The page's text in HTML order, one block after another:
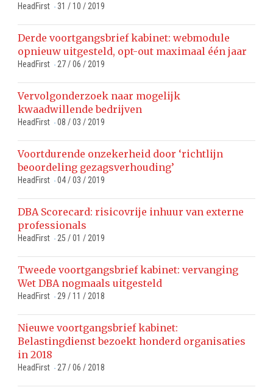
HeadFirst - 31 / 10 / 2019
Derde voortgangsbrief kabinet: webmodule
opnieuw uitgesteld, opt-out maximaal één jaar
HeadFirst - 27 / 06 / 2019
Vervolgonderzoek naar mogelijk
kwaadwillende bedrijven
HeadFirst - 08 / 03 / 2019
Voortdurende onzekerheid door ‘richtlijn
beoordeling gezagsverhouding’
HeadFirst - 04 / 03 / 2019
DBA Scorecard: risicovrije inhuur van externe
professionals
HeadFirst - 25 / 01 / 2019
Tweede voortgangsbrief kabinet: vervanging
Wet DBA nogmaals uitgesteld
HeadFirst - 29 / 11 / 2018
Nieuwe voortgangsbrief kabinet:
Belastingdienst bezoekt honderd organisaties
in 2018
HeadFirst - 27 / 06 / 2018